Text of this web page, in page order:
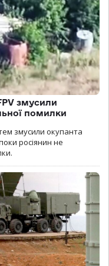
змусили
помилки
змусили окупанта
росіянин не